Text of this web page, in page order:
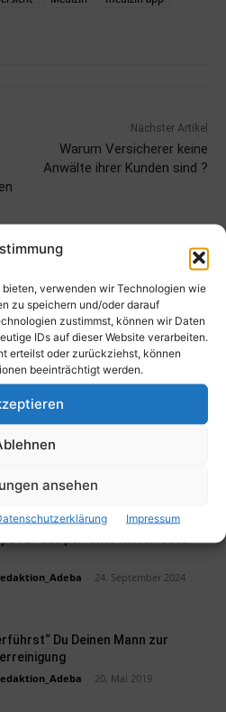
bieten, verwenden wir Technologien wie
zu speichern und/oder darauf
zustimmst, können wir Daten
IDs auf dieser Website verarbeiten.
erteilst oder zurückziehst, können
beeinträchtigt werden.
ansehen
Impressum
Nächster Artikel
Warum Versicherer keine
Anwälte ihrer Kunden sind ?
24. September 2024
Du Deinen Mann zur
20. Mai 2019